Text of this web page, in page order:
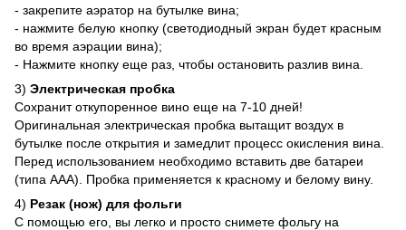
- закрепите аэратор на бутылке вина;
- нажмите белую кнопку (светодиодный экран будет красным
во время аэрации вина);
- Нажмите кнопку еще раз, чтобы остановить разлив вина.
3) Электрическая пробка
Сохранит откупоренное вино еще на 7-10 дней!
Оригинальная электрическая пробка вытащит воздух в
бутылке после открытия и замедлит процесс окисления вина.
Перед использованием необходимо вставить две батареи
(типа ААА). Пробка применяется к красному и белому вину.
4) Резак (нож) для фольги
С помощью его, вы легко и просто снимете фольгу на